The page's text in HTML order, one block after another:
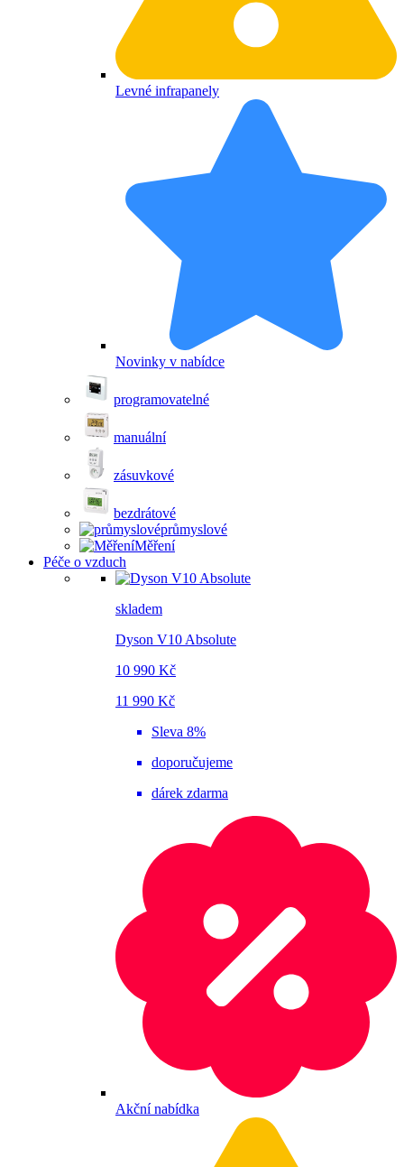
Levné infrapanely
Novinky v nabídce
programovatelné
manuální
zásuvkové
bezdrátové
průmyslové
Měření
Péče o vzduch
skladem
Dyson V10 Absolute
10 990 Kč
11 990 Kč
Sleva 8%
doporučujeme
dárek zdarma
Akční nabídka